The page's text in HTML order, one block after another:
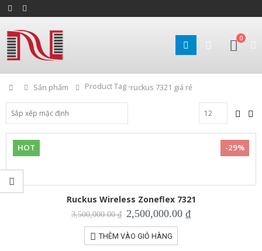
0
Home
Sản phẩm Product Tag -ruckus 7321 giá rẻ
HOT -29%
Ruckus Wireless Zoneflex 7321
3,500,000.00₫ Giá
là:
3,500,000.00 ₫.
2,500,000.00₫Giá
THÊM VÀO GIỎ HÀNG